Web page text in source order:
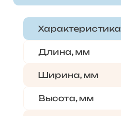
Характеристика
Длина, мм
Ширина, мм
Высота, мм